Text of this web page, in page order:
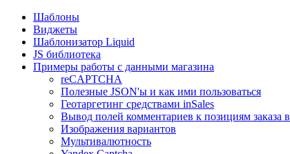
Шаблоны
Виджеты
Шаблонизатор Liquid
JS библиотека
Примеры работы с данными магазина
reCAPTCHA
Полезные JSON'ы и как ими пользоваться
Геотаргетинг средствами inSales
Вывод полей комментариев к позициям заказа
Изображения вариантов
Мультивалютность